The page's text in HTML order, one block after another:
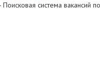
- Поисковая система вакансий